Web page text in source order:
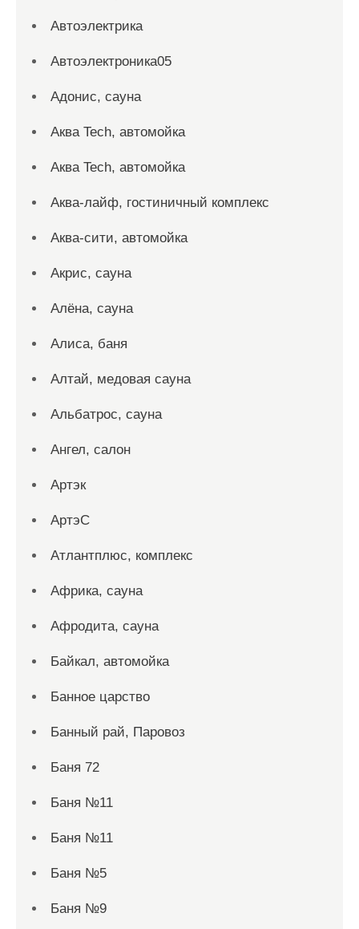
Автоэлектрика
Автоэлектроника05
Адонис, сауна
Аква Tech, автомойка
Аква Tech, автомойка
Аква-лайф, гостиничный комплекс
Аква-сити, автомойка
Акрис, сауна
Алёна, сауна
Алиса, баня
Алтай, медовая сауна
Альбатрос, сауна
Ангел, салон
Артэк
АртэС
Атлантплюс, комплекс
Африка, сауна
Афродита, сауна
Байкал, автомойка
Банное царство
Банный рай, Паровоз
Баня 72
Баня №11
Баня №11
Баня №5
Баня №9